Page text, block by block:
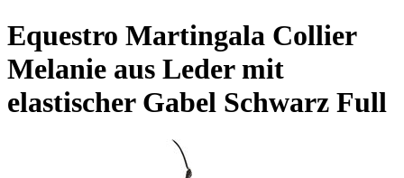
Equestro Martingala Collier
Melanie aus Leder mit
elastischer Gabel Schwarz Full